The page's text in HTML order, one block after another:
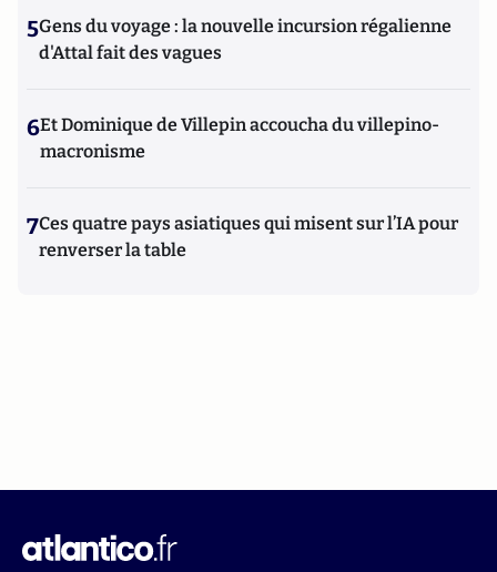
5Gens du voyage : la nouvelle incursion régalienne
d'Attal fait des vagues
6Et Dominique de Villepin accoucha du villepino-
macronisme
7Ces quatre pays asiatiques qui misent sur l’IA pour
renverser la table